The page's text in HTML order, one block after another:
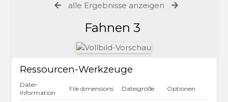
alle Ergebnisse anzeigen
Fahnen 3
Ressourcen-Werkzeuge
Datei-
Information
File dimensions Dateigröße Optionen